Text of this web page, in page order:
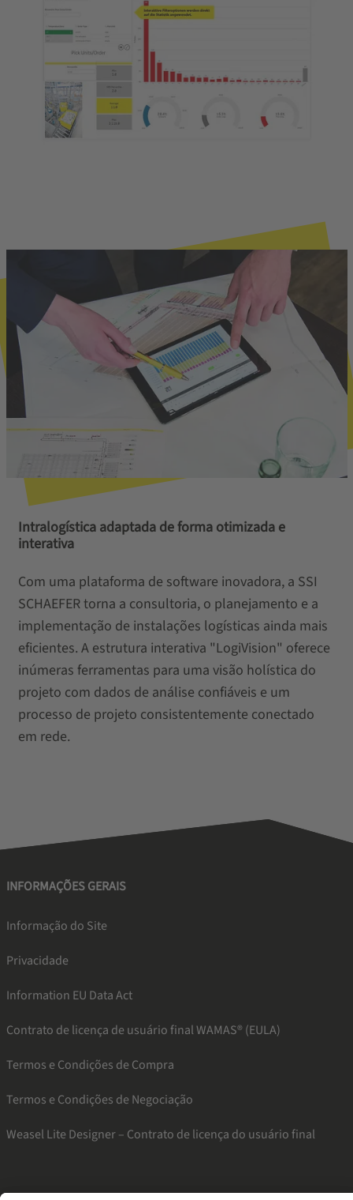
Intralogística adaptada de forma otimizada e
interativa
Com uma plataforma de software inovadora, a SSI
SCHAEFER torna a consultoria, o planejamento e a
implementação de instalações logísticas ainda mais
eficientes. A estrutura interativa "LogiVision" oferece
inúmeras ferramentas para uma visão holística do
projeto com dados de análise confiáveis ​​e um
processo de projeto consistentemente conectado
em rede.
INFORMAÇÕES GERAIS
Informação do Site
Privacidade
Information EU Data Act
Contrato de licença de usuário final WAMAS® (EULA)
Termos e Condições de Compra
Termos e Condições de Negociação
Weasel Lite Designer – Contrato de licença do usuário final